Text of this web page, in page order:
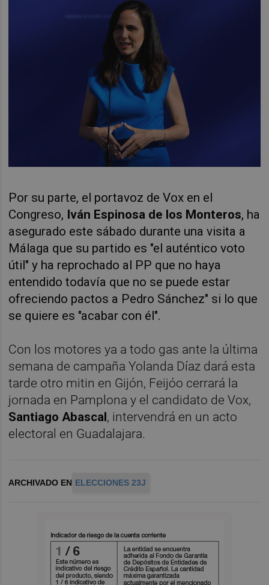
Por su parte, el portavoz de Vox en el
Congreso, Iván Espinosa de los Monteros, ha
asegurado este sábado durante una visita a
Málaga que su partido es "el auténtico voto
útil" y ha reprochado al PP que no haya
entendido todavía que no se puede estar
ofreciendo pactos a Pedro Sánchez" si lo que
se quiere es "acabar con él".
Con los motores ya a todo gas ante la última
semana de campaña Yolanda Díaz dará esta
tarde otro mitin en Gijón, Feijóo cerrará la
jornada en Pamplona y el candidato de Vox,
Santiago Abascal, intervendrá en un acto
electoral en Guadalajara.
ARCHIVADO EN ELECCIONES 23J